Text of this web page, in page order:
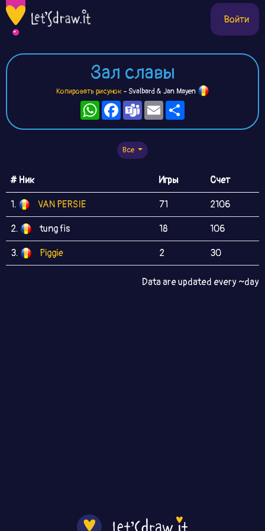
Войти
Зал славы
Копировать рисунок - Svalbard & Jan Mayen
WhatsAppFacebook
TeamsEmail
Все
# Ник Игры Счет
1. VAN PERSIE 71 2106
2. tung fis 18 106
3. Piggie 2 30
Data are updated every ~day